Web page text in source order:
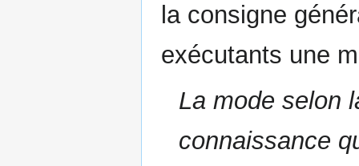
la consigne
exécutants une
La mode selon
connaissance